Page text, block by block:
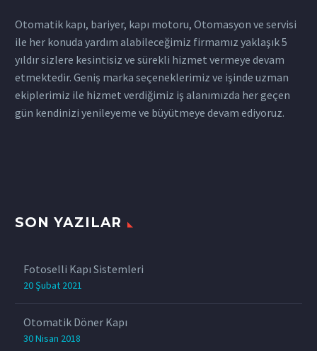
Otomatik kapı, bariyer, kapı motoru, Otomasyon ve servisi
ile her konuda yardım alabileceğimiz firmamız yaklaşık 5
yıldır sizlere kesintisiz ve sürekli hizmet vermeye devam
etmektedir. Geniş marka seçeneklerimiz ve işinde uzman
ekiplerimiz ile hizmet verdiğimiz iş alanımızda her geçen
gün kendinizi yenileyeme ve büyütmeye devam ediyoruz.
SON YAZILAR
Fotoselli Kapı Sistemleri
20 Şubat 2021
Otomatik Döner Kapı
30 Nisan 2018